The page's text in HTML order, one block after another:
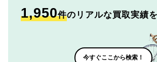
1,950件のリアルな買取実績
今すぐここから検索！